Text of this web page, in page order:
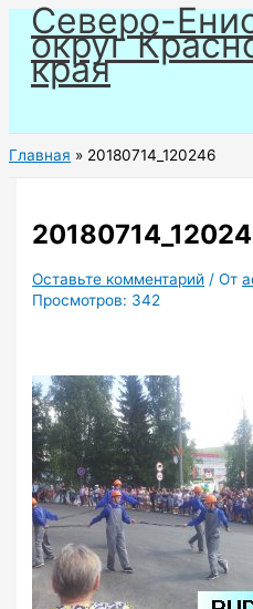
Перейти
содержимому
Северо-
округ
края
Главная 20180714_120246
Оставьте комментарий / От
Просмотров: 342